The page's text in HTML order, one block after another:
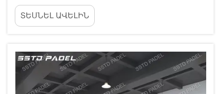
մարզադահլիճը համատեղում է
էլեգանտությունը, գործառույթները և
բացառիկությունը: Դա ուղղակի խաղալը
դիզայնի մանրամասները...
ՏԵՍՆԵԼ ԱՎԵԼԻՆ